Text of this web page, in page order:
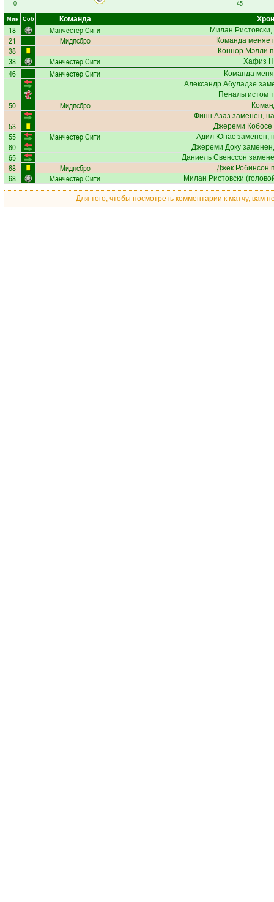
0 45
Мин Соб Команда
18 Манчестер Сити Милан Ристовски
21 Мидлсбро Команда
38 Коннор Мэлли
38 Манчестер Сити Хафиз
46 Манчестер Сити
Команда
Александр Абуладзе
Пенальтистом
50 Мидлсбро
Финн Азаз заменен,
53 Джереми Кобосе
55 Манчестер Сити Адил Юнас заменен,
60 Джереми Доку
65 Даниель Свенссон
68 Мидлсбро Джек Робинсон
68 Манчестер Сити Милан Ристовски
Для того, чтобы посмотреть комментарии к матчу, вам